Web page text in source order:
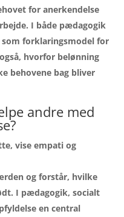
for anerkendelse
I både pædagogik
forklaringsmodel for
hvorfor belønning
behovene bag bliver
andre med
vise empati og
og forstår, hvilke
I pædagogik, socialt
en central